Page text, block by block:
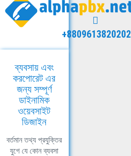
+8809613820202
ব্যবসায় এবং
করপোরেট এর
জন্য সম্পূর্ণ
ডাইনামিক
ওয়েবসাইট
ডিজাইন
বর্তমান তথ্য প্রযুক্তির
যুগে যে কোন ব্যবসা